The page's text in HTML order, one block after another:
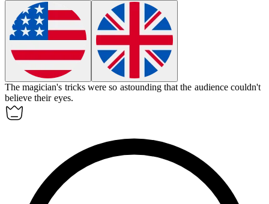
The magician's tricks were so astounding that the audience couldn't
believe their eyes.